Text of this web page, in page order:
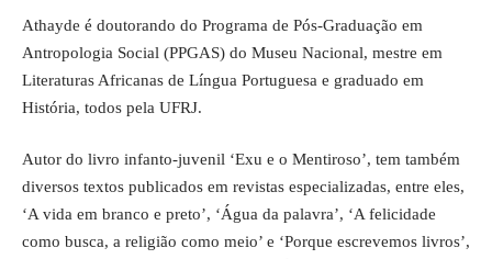
Athayde é doutorando do Programa de Pós-Graduação em
Antropologia Social (PPGAS) do Museu Nacional, mestre em
Literaturas Africanas de Língua Portuguesa e graduado em
História, todos pela UFRJ.
Autor do livro infanto-juvenil ‘Exu e o Mentiroso’, tem também
diversos textos publicados em revistas especializadas, entre eles,
‘A vida em branco e preto’, ‘Água da palavra’, ‘A felicidade
como busca, a religião como meio’ e ‘Porque escrevemos livros’,